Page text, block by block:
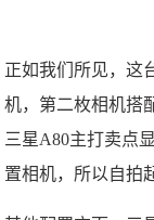
正如我们所见，这
机，第二枚相机搭
三星A80主打卖点
置相机，所以自拍